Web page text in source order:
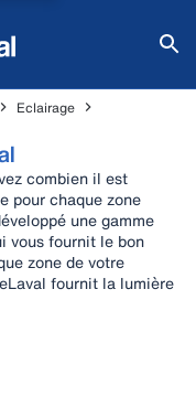
Eclairage
combien il est
pour chaque zone
une gamme
vous fournit le bon
zone de votre
fournit la lumière